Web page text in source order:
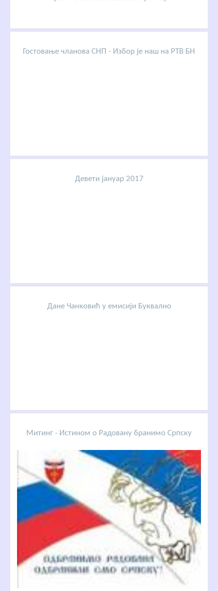
Гостовање чланова СНП - Избор је наш на РТВ БН
Девети јануар 2017
Дане Чанковић у емисији Буквално
Митинг - Истином о Радовану бранимо Српску